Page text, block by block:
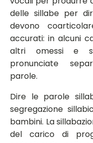
delle sillabe per
devono
accurati: in alcuni
altri omessi e
pronunciate
parole.
Dire le parole
segregazione
bambini. La
del carico di